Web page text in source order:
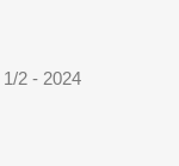
2 - 2024